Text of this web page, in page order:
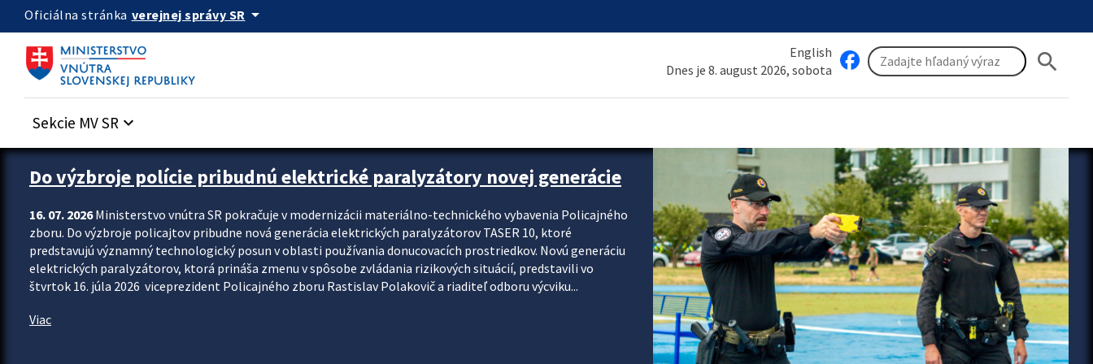
Preskocit na hlavný obsah
Oficiálna stránka verejnej správy SR arrow_drop_down
English
Dnes je 8. august 2026, sobota
search
Sekcie MV SR keyboard_arrow_down
Zastavit automatický posun upútavok
Do výzbroje polície pribudnú elektrické paralyzátory novej generácie
16. 07. 2026Ministerstvo vnútra SR pokračuje v modernizácii materiálno-technického vybavenia Policajného
zboru. Do výzbroje policajtov pribudne nová generácia elektrických paralyzátorov TASER 10, ktoré
predstavujú významný technologický posun v oblasti používania donucovacích prostriedkov. Novú generáciu
elektrických paralyzátorov, ktorá prináša zmenu v spôsobe zvládania rizikových situácií, predstavili vo
štvrtok 16. júla 2026 viceprezident Policajného zboru Rastislav Polakovič a riaditeľ odboru výcviku...
Viac